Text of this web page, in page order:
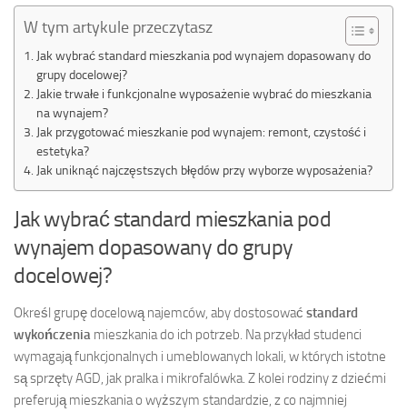
W tym artykule przeczytasz
Jak wybrać standard mieszkania pod wynajem dopasowany do
grupy docelowej?
Jakie trwałe i funkcjonalne wyposażenie wybrać do mieszkania
na wynajem?
Jak przygotować mieszkanie pod wynajem: remont, czystość i
estetyka?
Jak uniknąć najczęstszych błędów przy wyborze wyposażenia?
Jak wybrać standard mieszkania pod
wynajem dopasowany do grupy
docelowej?
Określ grupę docelową najemców, aby dostosować standard
wykończenia mieszkania do ich potrzeb. Na przykład studenci
wymagają funkcjonalnych i umeblowanych lokali, w których istotne
są sprzęty AGD, jak pralka i mikrofalówka. Z kolei rodziny z dziećmi
preferują mieszkania o wyższym standardzie, z co najmniej